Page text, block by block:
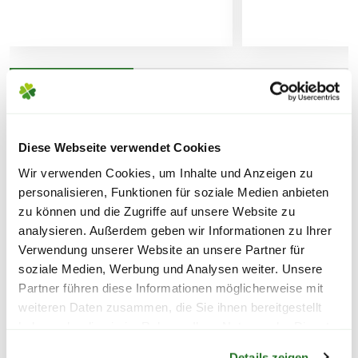
Diese Webseite verwendet Cookies
Wir verwenden Cookies, um Inhalte und Anzeigen zu
personalisieren, Funktionen für soziale Medien anbieten
zu können und die Zugriffe auf unsere Website zu
analysieren. Außerdem geben wir Informationen zu Ihrer
Verwendung unserer Website an unsere Partner für
soziale Medien, Werbung und Analysen weiter. Unsere
Partner führen diese Informationen möglicherweise mit
weiteren Daten zusammen, die Sie ihnen bereitgestellt
KÖNNEN ENTSTEHEN
PAKETVERSAND
6,95€für Standardpakete (z.B.Dünger oder
Zubehör)
7,95€für größere Pakete (z.B. Pflanzen oder
Erde)
SPERRGUTVERSAND